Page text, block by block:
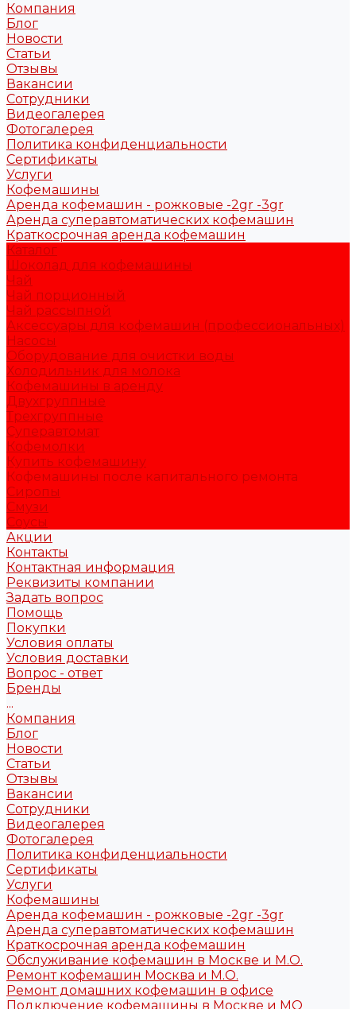
Компания
Блог
Новости
Статьи
Отзывы
Вакансии
Сотрудники
Видеогалерея
Фотогалерея
Политика конфиденциальности
Сертификаты
Услуги
Кофемашины
Аренда кофемашин - рожковые -2gr -3gr
Аренда суперавтоматических кофемашин
Краткосрочная аренда кофемашин
Каталог
Шоколад для кофемашины
Чай
Чай порционный
Чай рассыпной
Аксессуары для кофемашин (профессиональных)
Насосы
Оборудование для очистки воды
Холодильник для молока
Кофемашины в аренду
Двухгруппные
Трехгруппные
Суперавтомат
Кофемолки
Купить кофемашину
Кофемашины после капитального ремонта
Сиропы
Смузи
Соусы
Акции
Контакты
Контактная информация
Реквизиты компании
Задать вопрос
Помощь
Покупки
Условия оплаты
Условия доставки
Вопрос - ответ
Бренды
...
Компания
Блог
Новости
Статьи
Отзывы
Вакансии
Сотрудники
Видеогалерея
Фотогалерея
Политика конфиденциальности
Сертификаты
Услуги
Кофемашины
Аренда кофемашин - рожковые -2gr -3gr
Аренда суперавтоматических кофемашин
Краткосрочная аренда кофемашин
Обслуживание кофемашин в Москве и М.О.
Ремонт кофемашин Москва и М.О.
Ремонт домашних кофемашин в офисе
Подключение кофемашины в Москве и МО